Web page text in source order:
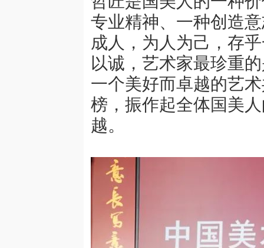
专业精神、一种创造
成人，为人为己，存
以诚，艺术家最珍重
一个美好而卓越的艺
榜，振作起全体国美
越。